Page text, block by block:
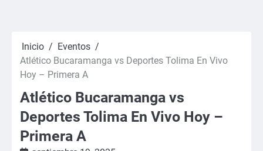
Inicio
Eventos
Atlético Bucaramanga vs Deportes Tolima En Vivo
Hoy – Primera A
Atlético Bucaramanga vs
Deportes Tolima En Vivo Hoy –
Primera A